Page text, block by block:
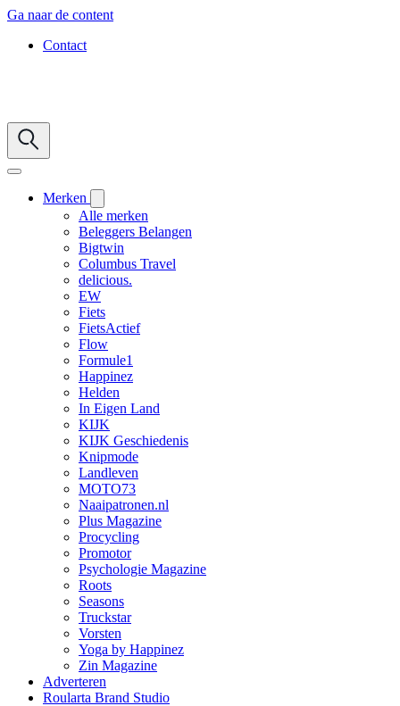
Ga naar de content
Contact
Merken
Alle merken
Beleggers Belangen
Bigtwin
Columbus Travel
delicious.
EW
Fiets
FietsActief
Flow
Formule1
Happinez
Helden
In Eigen Land
KIJK
KIJK Geschiedenis
Knipmode
Landleven
MOTO73
Naaipatronen.nl
Plus Magazine
Procycling
Promotor
Psychologie Magazine
Roots
Seasons
Truckstar
Vorsten
Yoga by Happinez
Zin Magazine
Adverteren
Roularta Brand Studio